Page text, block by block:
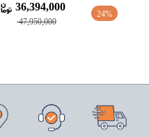
24%
47,950,000
36,394,000